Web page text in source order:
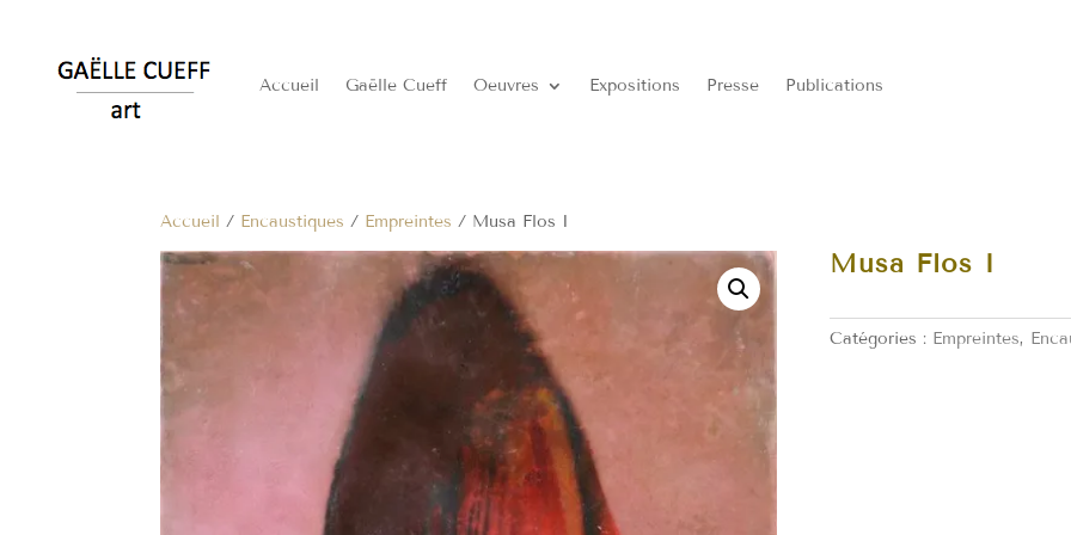
Accueil Gaëlle Cueff Oeuvres Expositions Presse Publications
Accueil / Encaustiques / Empreintes / Musa Flos I
Musa Flos I
Catégories : Empreintes,